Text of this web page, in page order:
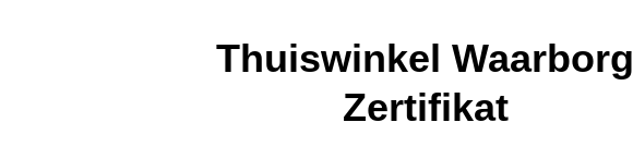
Thuiswinkel Waarborg
Zertifikat